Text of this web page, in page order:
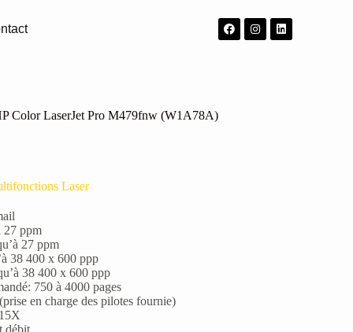
Color LaserJet Pro M479fnw (W1A78A)
Laser
27 ppm
27 ppm
38 400 x 600 ppp
38 400 x 600 ppp
750 à 4000 pages
en charge des pilotes fournie)